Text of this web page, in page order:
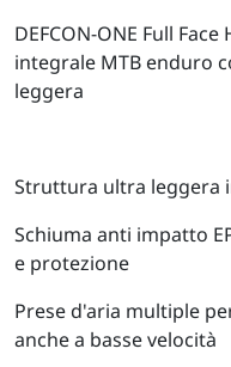
DEFCON-ONE Full
integrale MTB enduro
leggera
Struttura ultra leggera
Schiuma anti impatto
e protezione
Prese d'aria multiple
anche a basse velocità